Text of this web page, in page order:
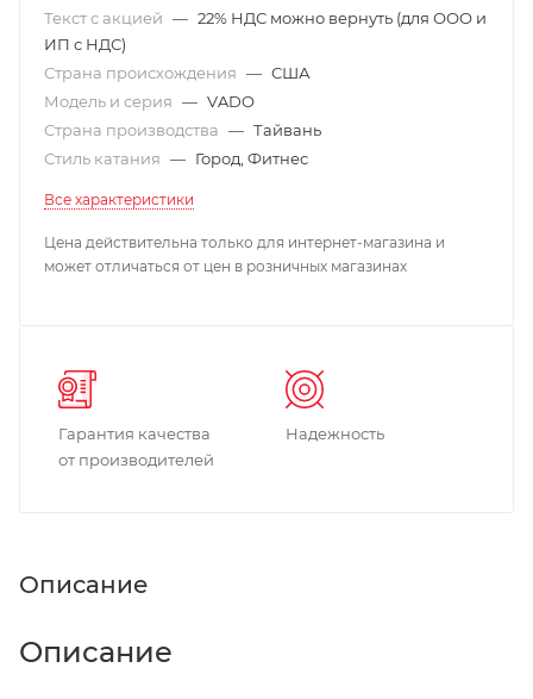
Текст с акцией — 22% НДС можно вернуть (для ООО и
ИП с НДС)
Страна происхождения — США
Модель и серия — VADO
Страна производства — Тайвань
Стиль катания — Город, Фитнес
Все характеристики
Цена действительна только для интернет-магазина и
может отличаться от цен в розничных магазинах
Гарантия качества
от производителей
Надежность
Описание
Описание